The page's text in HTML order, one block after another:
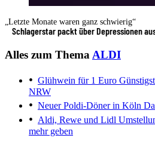
„Letzte Monate waren ganz schwierig“
Schlagerstar packt über Depressionen
Alles zum Thema ALDI
Glühwein für 1 Euro
NRW
Neuer Poldi-Döner in Köln
Aldi, Rewe und Lidl
mehr geben